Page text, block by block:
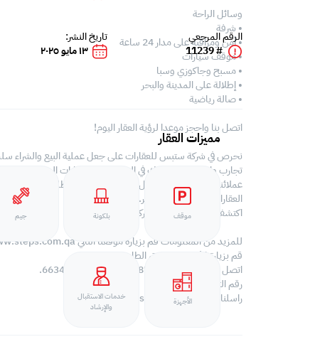
وسائل الراحة
• شرفة
• أمن ومراقبة على مدار 24 ساعة
• موقف سيارات
• مسبح وجاكوزي وسبا
• إطلالة على المدينة والبحر
• صالة رياضية
اتصل بنا واحجز موعدا لرؤية العقار اليوم!
نحرص في شركة ستبس للعقارات على جعل عملية البيع والشراء
تجارب واسعة لمساعدتك في التعرف على العقارات المثالية بما
عملائنا. و سنحرص أن نعمل معا كفريق لتلبية متطلباتك
العقارات في جميع أنحاء قطر.
اكتشف عقار احلامك مع شركة ستبس للعقارات!
للمزيد من المعلومات قم بزيارة موقعنا التالي https://www.steps.com.qa
قم بزيارتنا في مبنى القمرة، الطابق الثاني.
اتصل بنا على +974 44687461 / +974 66346605.
رقم الترخيص 000037
راسلنا على
contact@steps.com.qa
الرقم المرجعي
# 11239
تاريخ النشر:
١٣ مايو ٢٠٢٥
مميزات العقار
موقف بلكونة جيم
الأجهزة
خدمات الاستقبال
والإرشاد